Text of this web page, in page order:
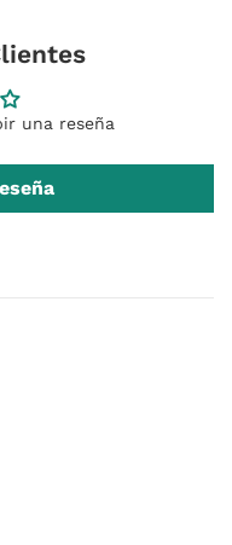
una reseña